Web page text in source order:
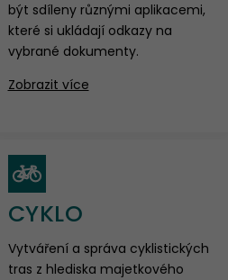
být sdíleny různými aplikacemi,
které si ukládají odkazy na
vybrané dokumenty.
Zobrazit více
CYKLO
Vytváření a správa cyklistických
tras z hlediska majetkového